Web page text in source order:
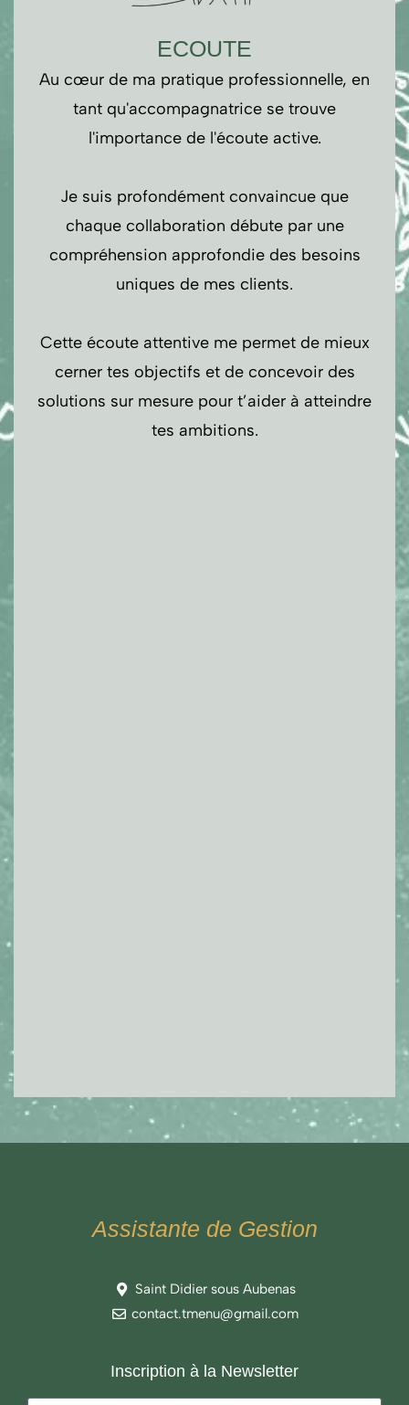
ECOUTE
Au cœur de ma pratique professionnelle, en
tant qu'accompagnatrice se trouve
l'importance de l'écoute active.
Je suis profondément convaincue que
chaque collaboration débute par une
compréhension approfondie des besoins
uniques de mes clients.
Cette écoute attentive me permet de mieux
cerner tes objectifs et de concevoir des
solutions sur mesure pour t’aider à atteindre
tes ambitions.
Assistante de Gestion
Saint Didier sous Aubenas
contact.tmenu@gmail.com
Inscription à la Newsletter